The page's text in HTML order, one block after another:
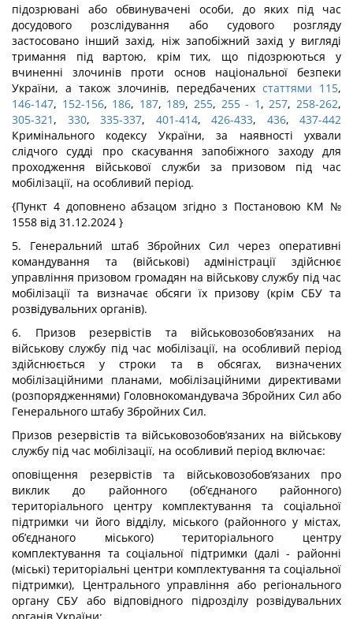
підозрювані або обвинувачені особи, до яких під час
досудового розслідування або судового розгляду
застосовано інший захід, ніж запобіжний захід у вигляді
тримання під вартою, крім тих, що підозрюються у
вчиненні злочинів проти основ національної безпеки
України, а також злочинів, передбачених статтями 115,
146-147, 152-156, 186, 187, 189,255, 255- 1 ,257,258-262,
305-321 , 330, 335-337, 401-414, 426-433, 436, 437-442
Кримінального кодексу України, за наявності ухвали
слідчого судді про скасування запобіжного заходу для
проходження військової служби за призовом під час
мобілізації, на особливий період.
{Пункт 4 доповнено абзацом згідно з Постановою КМ №
1558 від 31.12.2024 }
5. Генеральний штаб Збройних Сил через оперативні
командування та (військові) адміністрації здійснює
управління призовом громадян на військову службу під час
мобілізації та визначає обсяги їх призову (крім СБУ та
розвідувальних органів).
6. Призов резервістів та військовозобов’язаних на
військову службу під час мобілізації, на особливий період
здійснюється у строки та в обсягах, визначених
мобілізаційними планами, мобілізаційними директивами
(розпорядженнями) Головнокомандувача Збройних Сил або
Генерального штабу Збройних Сил.
Призов резервістів та військовозобов’язаних на військову
службу під час мобілізації, на особливий період включає:
оповіщення резервістів та військовозобов’язаних про
виклик до районного (об’єднаного районного)
територіального центру комплектування та соціальної
підтримки чи його відділу, міського (районного у містах,
об’єднаного міського) територіального центру
комплектування та соціальної підтримки (далі - районні
(міські) територіальні центри комплектування та соціальної
підтримки), Центрального управління або регіонального
органу СБУ або відповідного підрозділу розвідувальних